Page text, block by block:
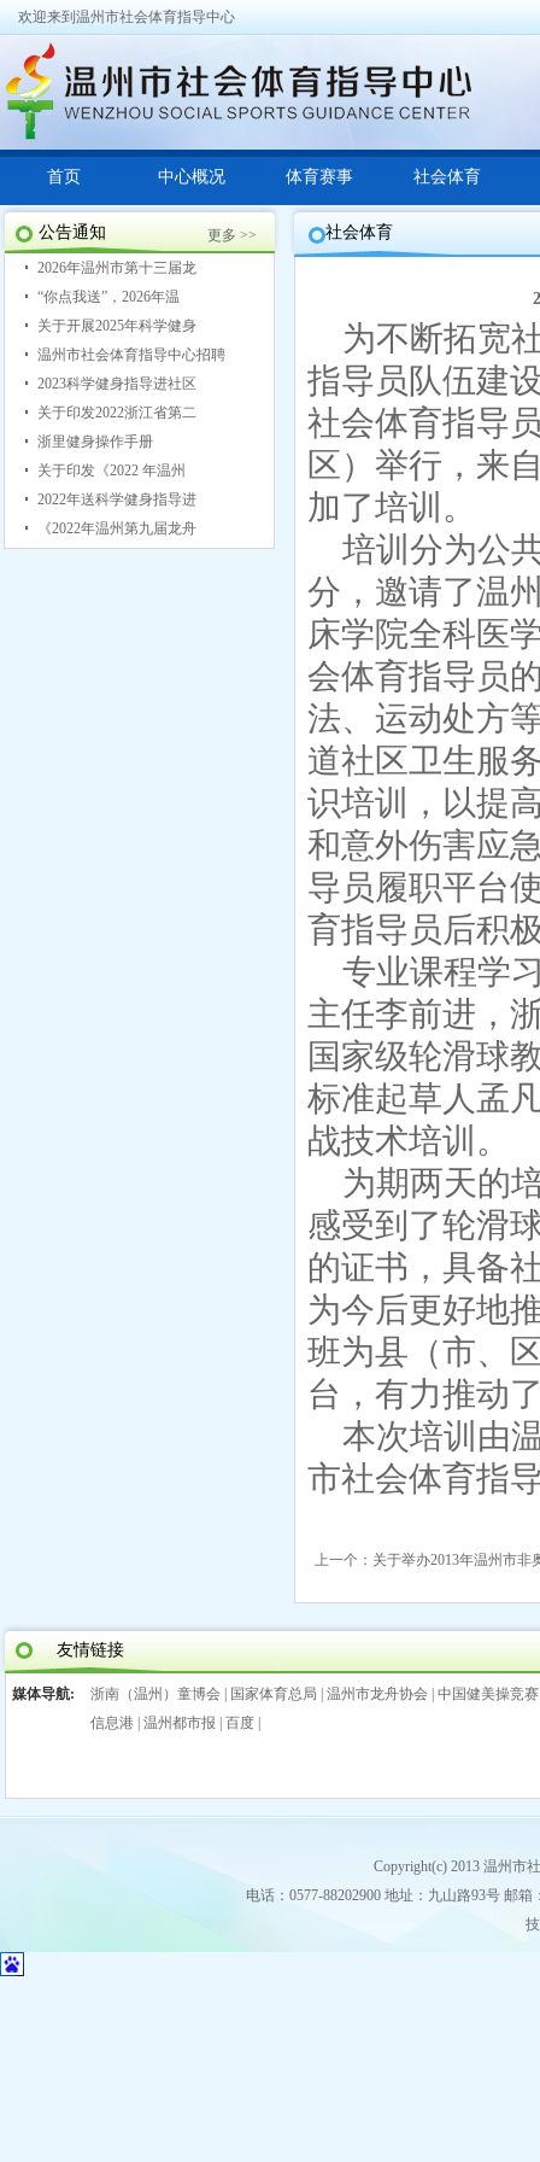
欢迎来到温州市社会体育指导中心
首页 中心概况 体育赛事 社会体育
公告通知
更多 >>
2026年温州市第十三届龙
“你点我送”，2026年温
关于开展2025年科学健身
温州市社会体育指导中心招聘
2023科学健身指导进社区
关于印发2022浙江省第二
浙里健身操作手册
关于印发《2022 年温州
2022年送科学健身指导进
《2022年温州第九届龙舟
社会体育
为不断拓宽
指导员队伍建
社会体育指导
区）举行，来
加了培训。
培训分为公
分，邀请了温
床学院全科医
会体育指导员
法、运动处方
道社区卫生服
识培训，以提
和意外伤害应
导员履职平台
育指导员后积
专业课程学
主任李前进，
国家级轮滑球
标准起草人孟
战技术培训。
为期两天的
感受到了轮滑
的证书，具备
为今后更好地
班为县（市、
台，有力推动
本次培训由
市社会体育指
上一个： 关于举办2013年温州市非
友情链接
媒体导航: 浙南（温州）童博会 国家体育总局 温州市龙舟协会 中国健美操竞
信息港 温州都市报 百度
Copyright(c) 2013 温州市
电话：0577-88202900 地址：九山路93号 邮箱